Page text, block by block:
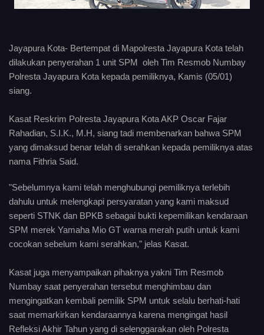
Jayapura Kota- Bertempat di Mapolresta Jayapura Kota telah
dilakukan penyerahan 1 unit SPM oleh Tim Resmob Numbay
Polresta Jayapura Kota kepada pemiliknya, Kamis (05/01)
siang.
Kasat Reskrim Polresta Jayapura Kota AKP Oscar Fajar
Rahadian, S.I.K., M.H, siang tadi membenarkan bahwa SPM
yang dimaksud benar telah di serahkan kepada pemiliknya atas
nama Fithria Said.
"Sebelumnya kami telah menghubungi pemiliknya terlebih
dahulu untuk melengkapi persyaratan yang kami maksud
seperti STNK dan BPKB sebagai bukti kepemilikan kendaraan
SPM merek Yamaha Mio GT warna merah putih untuk kami
cocokan sebelum kami serahkan," jelas Kasat.
Kasat juga menyampaikan pihaknya yakni Tim Resmob
Numbay saat penyerahan tersebut menghimbau dan
mengingatkan kembali pemilik SPM untuk selalu berhati-hati
saat memarkirkan kendaraannya karena mengingat hasil
Refleksi Akhir Tahun yang di selenggarakan oleh Polresta